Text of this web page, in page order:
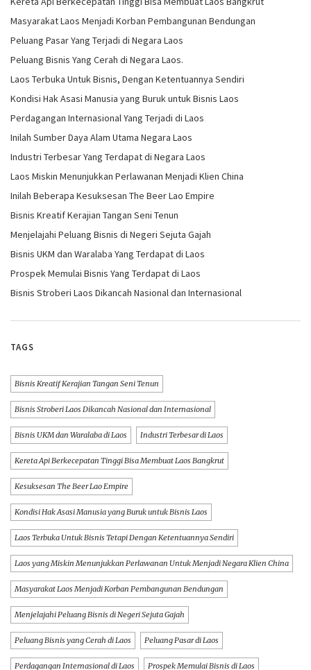
Masyarakat Laos Menjadi Korban Pembangunan Bendungan
Peluang Pasar Yang Terjadi di Negara Laos
Peluang Bisnis Yang Cerah di Negara Laos.
Laos Terbuka Untuk Bisnis, Dengan Ketentuannya Sendiri
Kondisi Hak Asasi Manusia yang Buruk untuk Bisnis Laos
Perdagangan Internasional Yang Terjadi di Laos
Inilah Sumber Daya Alam Utama Negara Laos
Industri Terbesar Yang Terdapat di Negara Laos
Laos Miskin Menunjukkan Perlawanan Menjadi Klien China
Inilah Beberapa Kesuksesan The Beer Lao Empire
Bisnis Kreatif Kerajian Tangan Seni Tenun
Menjelajahi Peluang Bisnis di Negeri Sejuta Gajah
Bisnis UKM dan Waralaba Yang Terdapat di Laos
Prospek Memulai Bisnis Yang Terdapat di Laos
Bisnis Stroberi Laos Dikancah Nasional dan Internasional
TAGS
Bisnis Kreatif Kerajian Tangan Seni Tenun
Bisnis Stroberi Laos Dikancah Nasional dan Internasional
Bisnis UKM dan Waralaba di Laos Industri Terbesar di Laos
Kereta Api Berkecepatan Tinggi Bisa Membuat Laos Bangkrut
Kesuksesan The Beer Lao Empire
Kondisi Hak Asasi Manusia yang Buruk untuk Bisnis Laos
Laos Terbuka Untuk Bisnis Tetapi Dengan Ketentuannya Sendiri
Laos yang Miskin Menunjukkan Perlawanan Untuk Menjadi Negara Klien China
Masyarakat Laos Menjadi Korban Pembangunan Bendungan
Menjelajahi Peluang Bisnis di Negeri Sejuta Gajah
Peluang Bisnis yang Cerah di Laos Peluang Pasar di Laos
Perdagangan Internasional di Laos Prospek Memulai Bisnis di Laos